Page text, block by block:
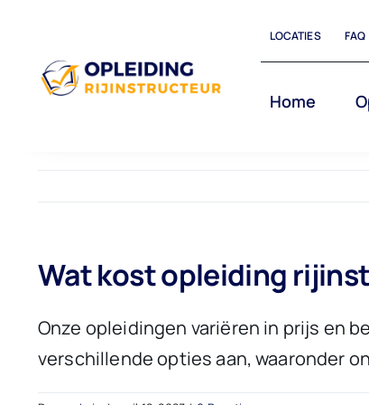
inhoud
LOCATIES FAQ
Home
Wat kost opleiding
Onze opleidingen variëren in prijs en
verschillende opties aan, waaronder